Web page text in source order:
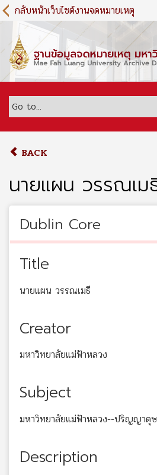
S
k
m
c
กลับหน้าเว็บไซต์งานจดหมายเหตุ
BACK
นายแผน วรรณเม
Dublin Core
Title
นายแผน วรรณเมธี
Creator
มหาวิทยาลัยแม่ฟ้าหลวง
Subject
มหาวิทยาลัยแม่ฟ้าหลวง--ปริญญา
Description